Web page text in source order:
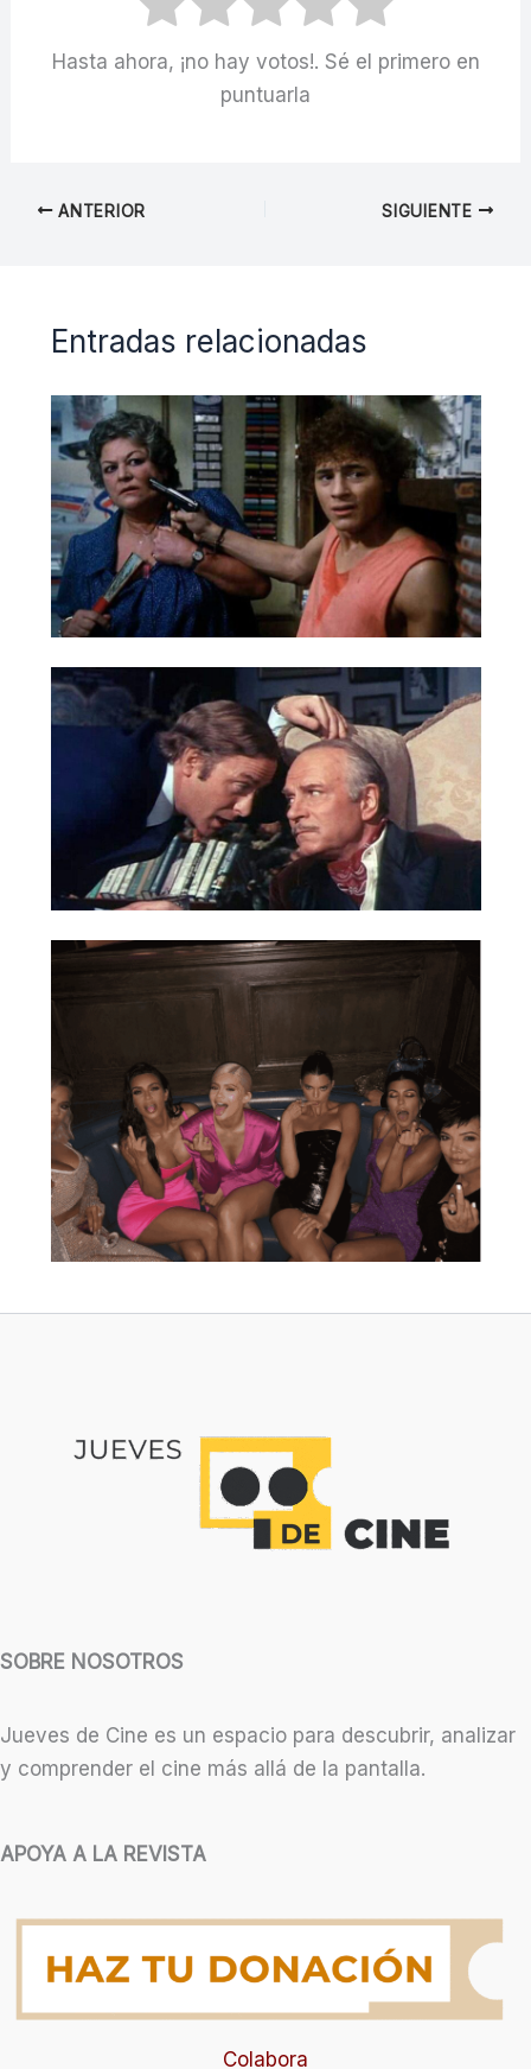
Hasta ahora, ¡no hay votos!. Sé el primero en
puntuarla
ANTERIOR SIGUIENTE
Entradas relacionadas
SOBRE NOSOTROS
Jueves de Cine es un espacio para descubrir, analizar
y comprender el cine más allá de la pantalla.
APOYA A LA REVISTA
Colabora